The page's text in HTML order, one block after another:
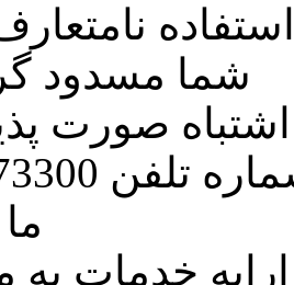
شما مسدود
اشتباه صورت
خدمات به